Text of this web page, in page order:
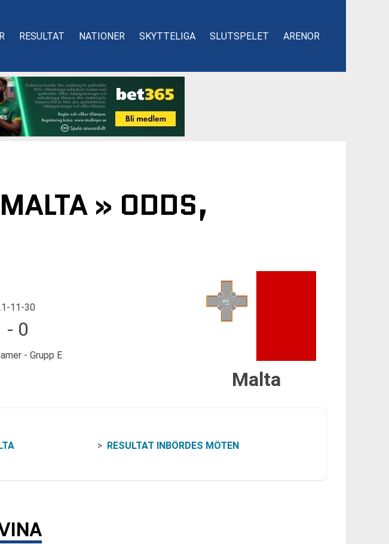
RESULTAT NATIONER SKYTTELIGA SLUTSPELET ARENOR
» ODDS,
11-30
- 0
- Grupp E
Malta
RESULTAT INBÖRDES MÖTEN